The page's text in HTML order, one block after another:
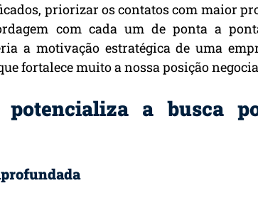
priorizar os contatos com maior
com cada um de ponta a
a motivação estratégica de uma
fortalece muito a nossa posição
a busca